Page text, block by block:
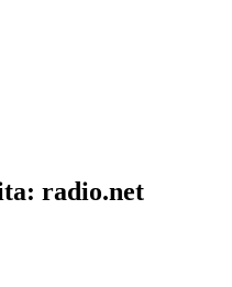
radio.net